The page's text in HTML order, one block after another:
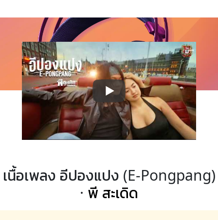
เนื้อเพลง อีปองแปง (E-Pongpang)
· พี สะเดิด